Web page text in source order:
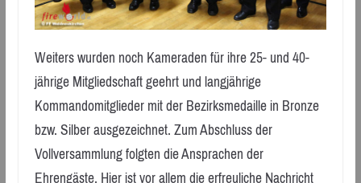
Weiters wurden noch Kameraden für ihre 25- und 40-
jährige Mitgliedschaft geehrt und langjährige
Kommandomitglieder mit der Bezirksmedaille in Bronze
bzw. Silber ausgezeichnet. Zum Abschluss der
Vollversammlung folgten die Ansprachen der